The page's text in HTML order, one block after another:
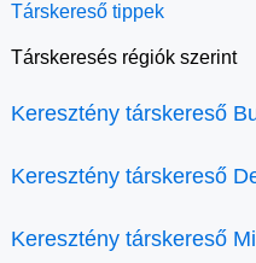
Társkereső tippek
Társkeresés régiók szerint
Keresztény társkereső
Keresztény társkereső
Keresztény társkereső